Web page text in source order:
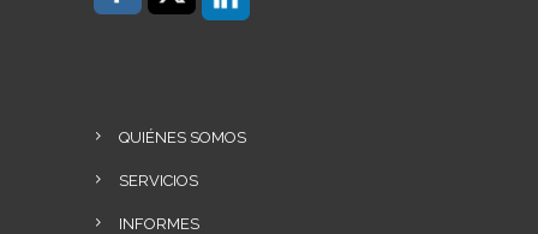
QUIÉNES SOMOS
SERVICIOS
INFORMES